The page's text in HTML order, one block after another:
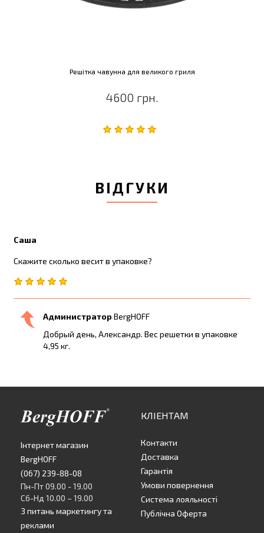
Решітка чавунна для великого гриля
4600 грн.
ВІДГУКИ
Саша
Скажите сколько весит в упаковке?
Администратор BergHOFF
Добрый день, Александр. Вес решетки в упаковке
4,95 кг.
Інтернет магазин
BergHOFF
(067) 239-88-08
Пн-Пт 09.00 - 19.00
Сб-Нд 10.00 – 19.00
З питань маркетингу та
реклами
КЛІЕНТАМ
Контакти
Доставка
Гарантія
Умови повернення
Система лояльності
Публічна Оферта